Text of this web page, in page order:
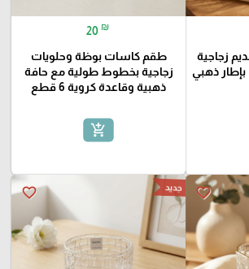
زجاجية
ذهبي
20 ₪
طقم كاسات بوظة وحلويات
زجاجية بخطوط طولية مع حافة
ذهبية وقاعدة كروية 6 قطع
add_shopping_cart
favorite_border
favorite_border جديد